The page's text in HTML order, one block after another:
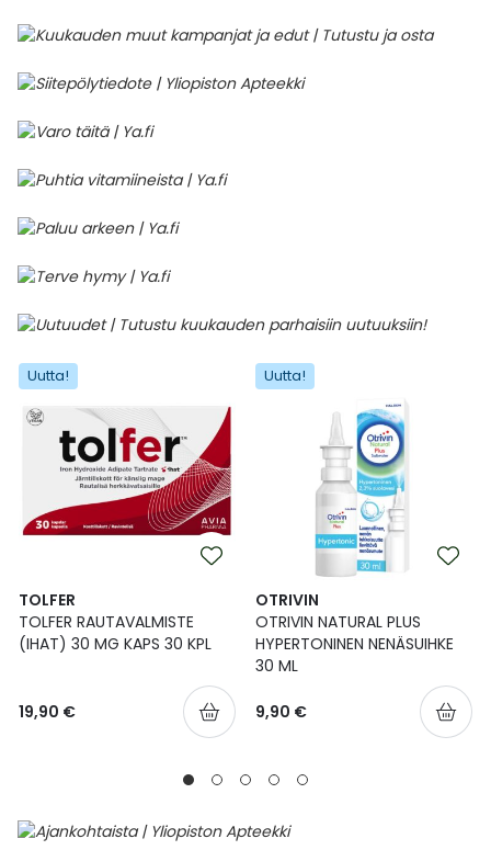
Uutta!
TOLFER
TOLFER RAUTAVALMISTE
(IHAT) 30 MG KAPS 30 KPL
19,90 €
Uutta!
OTRIVIN
OTRIVIN NATURAL PLUS
HYPERTONINEN NENÄSUIHKE
30 ML
9,90 €